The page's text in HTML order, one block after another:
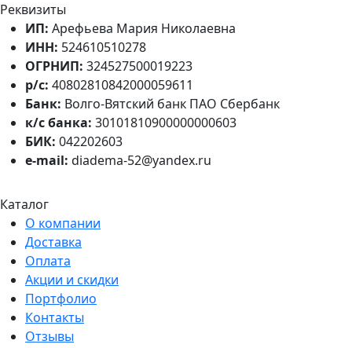
Реквизиты
ИП: Арефьева Мария Николаевна
ИНН: 524610510278
ОГРНИП: 324527500019223
р/с: 40802810842000059611
Банк: Волго-Вятский банк ПАО Сбербанк
к/с банка: 30101810900000000603
БИК: 042202603
e-mail: diadema-52@yandex.ru
Каталог
О компании
Доставка
Оплата
Акции и скидки
Портфолио
Контакты
Отзывы